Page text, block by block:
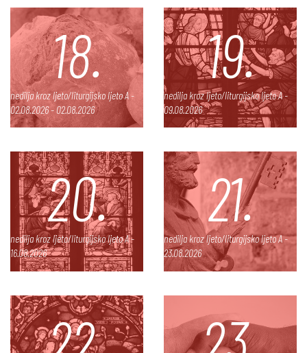
18.
nedilja kroz ljeto/liturgijsko ljeto A -
02.08.2026 - 02.08.2026
19.
nedilja kroz ljeto/liturgijsko ljeto A -
09.08.2026
20.
nedilja kroz ljeto/liturgijsko ljeto A -
16.08.2026
21.
nedilja kroz ljeto/liturgijsko ljeto A -
23.08.2026